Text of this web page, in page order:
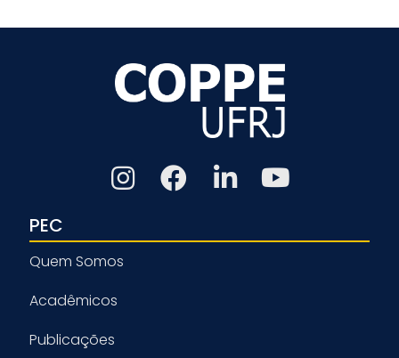
PEC
Quem Somos
Acadêmicos
Publicações